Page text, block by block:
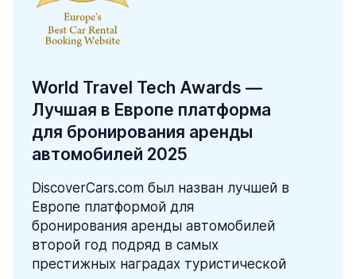
World Travel Tech Awards —
Лучшая в Европе платформа
для бронирования аренды
автомобилей 2025
DiscoverCars.com был назван лучшей в
Европе платформой для
бронирования аренды автомобилей
второй год подряд в самых
престижных наградах туристической